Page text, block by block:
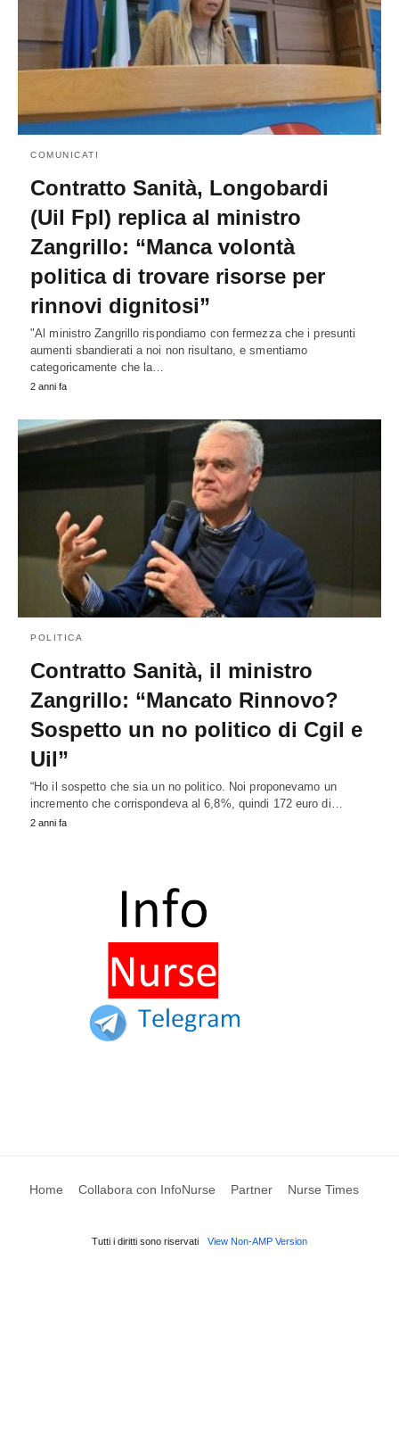
COMUNICATI
Contratto Sanità, Longobardi
(Uil Fpl) replica al ministro
Zangrillo: “Manca volontà
politica di trovare risorse per
rinnovi dignitosi”
"Al ministro Zangrillo rispondiamo con fermezza che i presunti
aumenti sbandierati a noi non risultano, e smentiamo
categoricamente che la…
2 anni fa
POLITICA
Contratto Sanità, il ministro
Zangrillo: “Mancato Rinnovo?
Sospetto un no politico di Cgil e
Uil”
“Ho il sospetto che sia un no politico. Noi proponevamo un
incremento che corrispondeva al 6,8%, quindi 172 euro di…
2 anni fa
Home Collabora con InfoNurse Partner Nurse Times
Tutti i diritti sono riservati View Non-AMP Version